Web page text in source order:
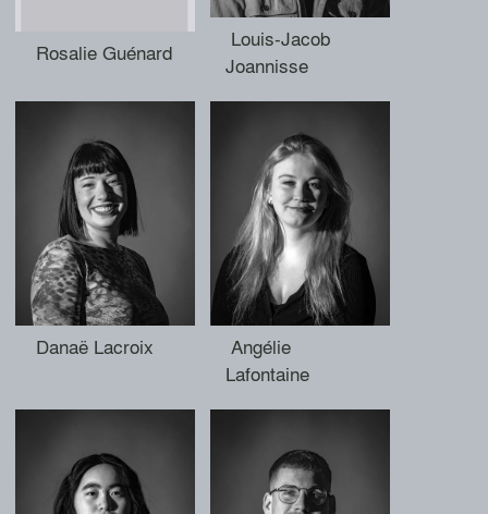
Rosalie Guénard
Louis-Jacob
Joannisse
Danaë Lacroix
Angélie
Lafontaine